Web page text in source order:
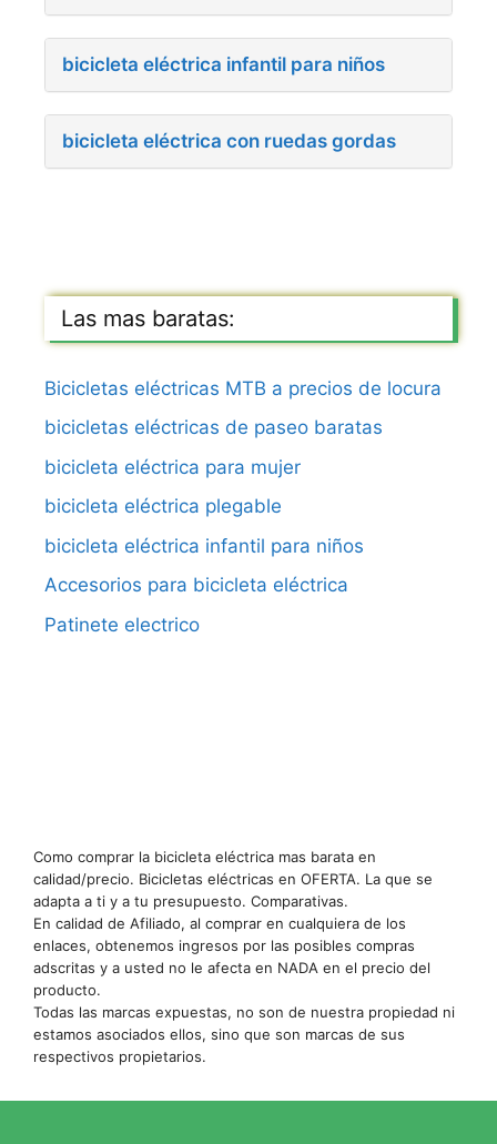
bicicleta eléctrica infantil para niños
bicicleta eléctrica con ruedas gordas
Las mas baratas:
Bicicletas eléctricas MTB a precios de locura
bicicletas eléctricas de paseo baratas
bicicleta eléctrica para mujer
bicicleta eléctrica plegable
bicicleta eléctrica infantil para niños
Accesorios para bicicleta eléctrica
Patinete electrico
Como comprar la bicicleta eléctrica mas barata en
calidad/precio. Bicicletas eléctricas en OFERTA. La que se
adapta a ti y a tu presupuesto. Comparativas.
En calidad de Afiliado, al comprar en cualquiera de los
enlaces, obtenemos ingresos por las posibles compras
adscritas y a usted no le afecta en NADA en el precio del
producto.
Todas las marcas expuestas, no son de nuestra propiedad ni
estamos asociados ellos, sino que son marcas de sus
respectivos propietarios.